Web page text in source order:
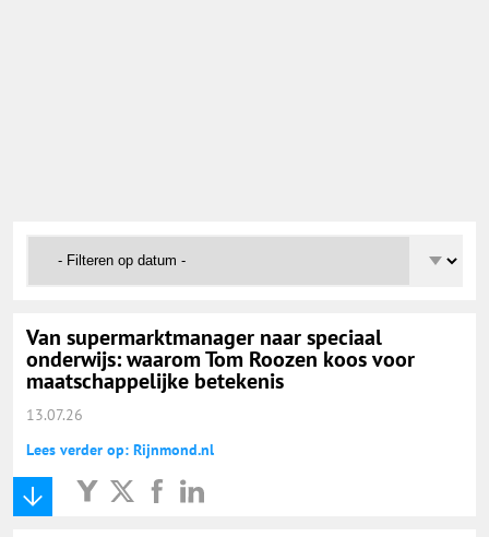
Yurls.net
Vacaturewijzer Basisonderwijs
Van supermarktmanager naar speciaal
onderwijs: waarom Tom Roozen koos voor
maatschappelijke betekenis
13.07.26
Lees verder op: Rijnmond.nl